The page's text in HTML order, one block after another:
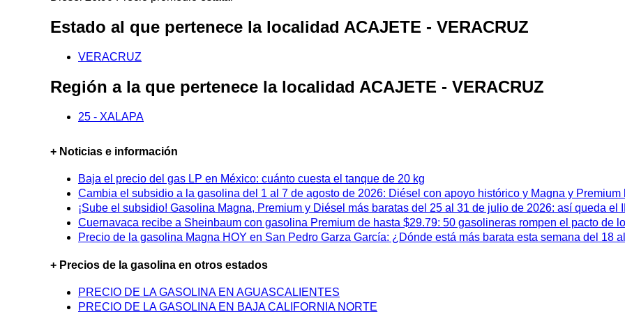
Estado al que pertenece la localidad ACAJETE - VERACRUZ
VERACRUZ
Región a la que pertenece la localidad ACAJETE - VERACRUZ
25 - XALAPA
+ Noticias e información
Baja el precio del gas LP en México: cuánto cuesta el tanque de 20 kg
Cambia el subsidio a la gasolina del 1 al 7 de agosto de 2026: Diésel con apoyo histórico y Magna y Premium
¡Sube el subsidio! Gasolina Magna, Premium y Diésel más baratas del 25 al 31 de julio de 2026: así queda el
Cuernavaca recibe a Sheinbaum con gasolina Premium de hasta $29.79: 50 gasolineras rompen el pacto de
Precio de la gasolina Magna HOY en San Pedro Garza García: ¿Dónde está más barata esta semana del 18
+ Precios de la gasolina en otros estados
PRECIO DE LA GASOLINA EN AGUASCALIENTES
PRECIO DE LA GASOLINA EN BAJA CALIFORNIA NORTE